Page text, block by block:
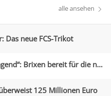
alle ansehen
Das neue FCS-Trikot
Brixen bereit für die neue Saison
125 Millionen Euro